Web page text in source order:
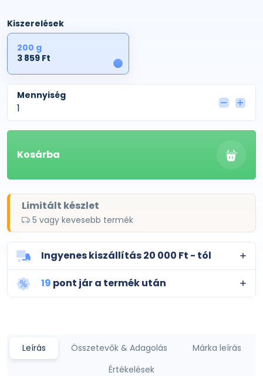
Kiszerelések
1
200 g
3 859 Ft
Mennyiség
Kosárba
Limitált készlet
5 vagy kevesebb termék
Ingyenes kiszállítás 20 000 Ft - tól
19 pont jár a termék után
Leírás Összetevők & Adagolás
Márka leírás
Értékelések